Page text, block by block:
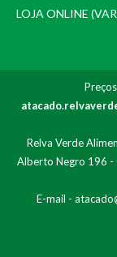
LOJA ONLINE
Relva Verde
Alberto Negro 196 -
E-mail -